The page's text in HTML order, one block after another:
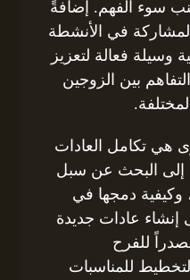
سوء الفهم. إضافةً
في الأنشطة
وسيلة فعالة لتعزيز
بين الزوجين
هي تكامل العادات
إلى البحث عن سبل
وكيفية دمجها في
إنشاء عادات جديدة
للفرح
للمناسبات